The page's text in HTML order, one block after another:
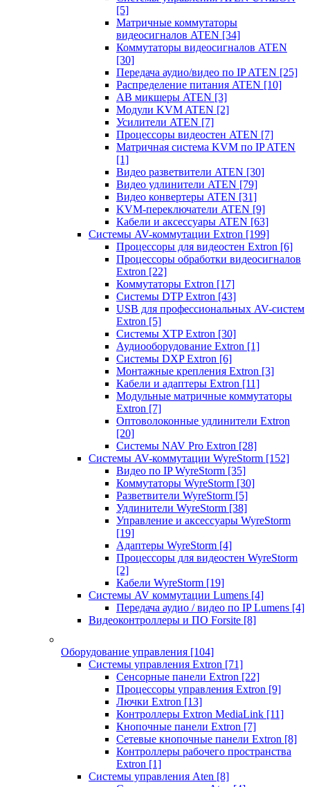
[5]
Матричные коммутаторы
видеосигналов ATEN [34]
Коммутаторы видеосигналов ATEN
[30]
Передача аудио/видео по IP ATEN [25]
Распределение питания ATEN [10]
АВ микшеры ATEN [3]
Модули KVM ATEN [2]
Усилители ATEN [7]
Процессоры видеостен ATEN [7]
Матричная система KVM по IP ATEN
[1]
Видео разветвители ATEN [30]
Видео удлинители ATEN [79]
Видео конвертеры ATEN [31]
KVM-переключатели ATEN [9]
Кабели и аксессуары ATEN [63]
Системы AV-коммутации Extron [199]
Процессоры для видеостен Extron [6]
Процессоры обработки видеосигналов
Extron [22]
Коммутаторы Extron [17]
Системы DTP Extron [43]
USB для профессиональных AV-систем
Extron [5]
Системы XTP Extron [30]
Аудиооборудование Extron [1]
Системы DXP Extron [6]
Монтажные крепления Extron [3]
Кабели и адаптеры Extron [11]
Модульные матричные коммутаторы
Extron [7]
Оптоволоконные удлинители Extron
[20]
Системы NAV Pro Extron [28]
Системы AV-коммутации WyreStorm [152]
Видео по IP WyreStorm [35]
Коммутаторы WyreStorm [30]
Разветвители WyreStorm [5]
Удлинители WyreStorm [38]
Управление и аксессуары WyreStorm
[19]
Адаптеры WyreStorm [4]
Процессоры для видеостен WyreStorm
[2]
Кабели WyreStorm [19]
Системы AV коммутации Lumens [4]
Передача аудио / видео по IP Lumens [4]
Видеоконтроллеры и ПО Forsite [8]
Оборудование управления [104]
Системы управления Extron [71]
Сенсорные панели Extron [22]
Процессоры управления Extron [9]
Лючки Extron [13]
Контроллеры Extron MediaLink [11]
Кнопочные панели Extron [7]
Сетевые кнопочные панели Extron [8]
Контроллеры рабочего пространства
Extron [1]
Системы управления Aten [8]